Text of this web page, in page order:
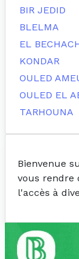
BIR JEDID
BLELMA
EL
KONDAR
OULED
OULED EL
TARHOUNA
Bienvenue
vous rendre
l'accès à